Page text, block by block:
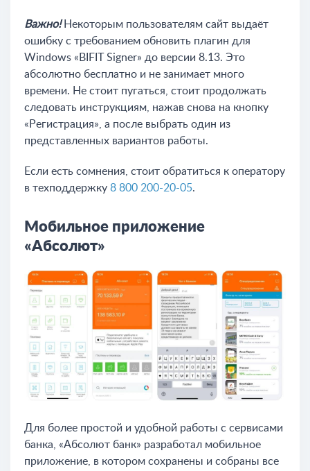
Важно!Некоторым пользователям сайт выдаёт
ошибку с требованием обновить плагин для
Windows «BIFIT Signer» до версии 8.13. Это
абсолютно бесплатно и не занимает много
времени. Не стоит пугаться, стоит продолжать
следовать инструкциям, нажав снова на кнопку
«Регистрация», а после выбрать один из
представленных вариантов работы.
Если есть сомнения, стоит обратиться к оператору
в техподдержку 8 800 200-20-05.
Мобильное приложение
«Абсолют»
Для более простой и удобной работы с сервисами
банка, «Абсолют банк» разработал мобильное
приложение, в котором сохранены и собраны все